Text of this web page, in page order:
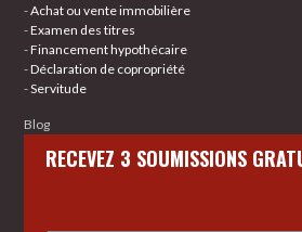
-Achat ou vente immobilière
-Examen des titres
-Financement hypothécaire
-Déclaration de copropriété
-Servitude
Blog
RECEVEZ 3 SOUMISSIONS